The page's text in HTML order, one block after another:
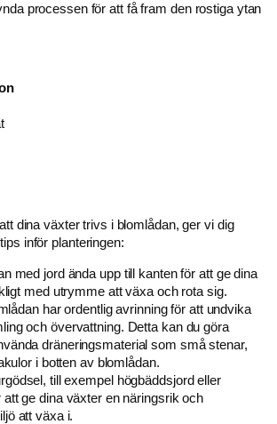
processen för att få fram den rostiga ytan
dina växter trivs i blomlådan, ger vi dig
inför planteringen:
med jord ända upp till kanten för att ge dina
med utrymme att växa och rota sig.
har ordentlig avrinning för att undvika
och övervattning. Detta kan du göra
dräneringsmaterial som små stenar,
i botten av blomlådan.
till exempel högbäddsjord eller
ge dina växter en näringsrik och
att växa i.